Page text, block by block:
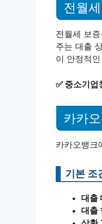
전월
전월세 보
주는 대출
이 안정적
✅ 중소기업
카카
카카오뱅크
기본 조
대출
대출